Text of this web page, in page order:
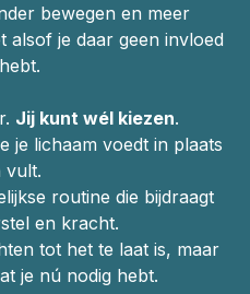
bewegen en meer
alsof je daar geen invloed
Jij kunt wél kiezen.
je lichaam voedt in plaats
vult.
routine die bijdraagt
en kracht.
tot het te laat is, maar
je nú nodig hebt.